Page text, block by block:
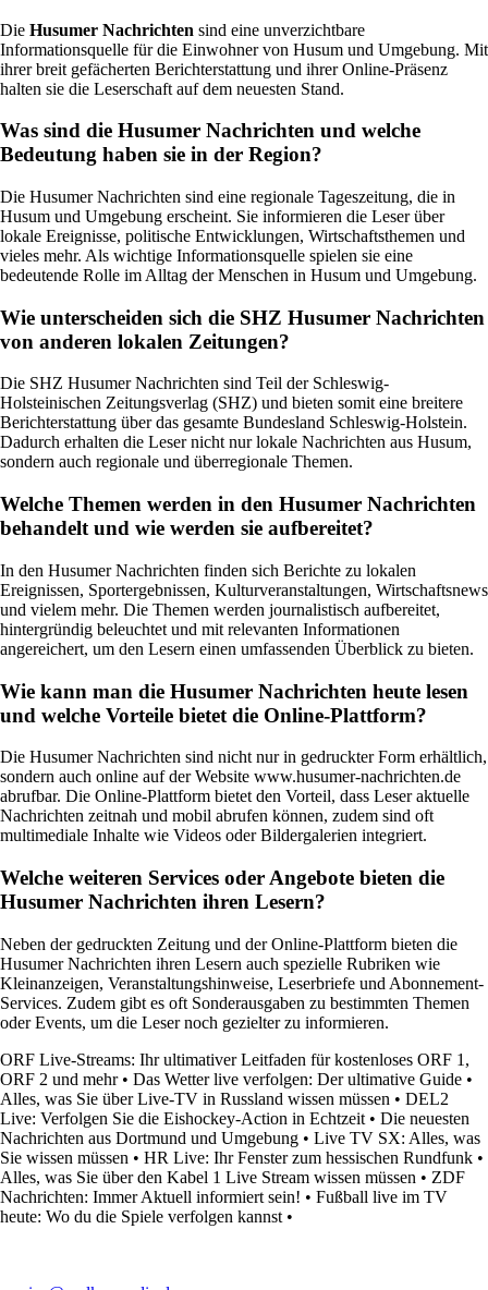
Die Husumer Nachrichten sind eine unverzichtbare
Informationsquelle für die Einwohner von Husum und Umgebung. Mit
ihrer breit gefächerten Berichterstattung und ihrer Online-Präsenz
halten sie die Leserschaft auf dem neuesten Stand.
Was sind die Husumer Nachrichten und welche
Bedeutung haben sie in der Region?
Die Husumer Nachrichten sind eine regionale Tageszeitung, die in
Husum und Umgebung erscheint. Sie informieren die Leser über
lokale Ereignisse, politische Entwicklungen, Wirtschaftsthemen und
vieles mehr. Als wichtige Informationsquelle spielen sie eine
bedeutende Rolle im Alltag der Menschen in Husum und Umgebung.
Wie unterscheiden sich die SHZ Husumer Nachrichten
von anderen lokalen Zeitungen?
Die SHZ Husumer Nachrichten sind Teil der Schleswig-
Holsteinischen Zeitungsverlag (SHZ) und bieten somit eine breitere
Berichterstattung über das gesamte Bundesland Schleswig-Holstein.
Dadurch erhalten die Leser nicht nur lokale Nachrichten aus Husum,
sondern auch regionale und überregionale Themen.
Welche Themen werden in den Husumer Nachrichten
behandelt und wie werden sie aufbereitet?
In den Husumer Nachrichten finden sich Berichte zu lokalen
Ereignissen, Sportergebnissen, Kulturveranstaltungen, Wirtschaftsnews
und vielem mehr. Die Themen werden journalistisch aufbereitet,
hintergründig beleuchtet und mit relevanten Informationen
angereichert, um den Lesern einen umfassenden Überblick zu bieten.
Wie kann man die Husumer Nachrichten heute lesen
und welche Vorteile bietet die Online-Plattform?
Die Husumer Nachrichten sind nicht nur in gedruckter Form erhältlich,
sondern auch online auf der Website www.husumer-nachrichten.de
abrufbar. Die Online-Plattform bietet den Vorteil, dass Leser aktuelle
Nachrichten zeitnah und mobil abrufen können, zudem sind oft
multimediale Inhalte wie Videos oder Bildergalerien integriert.
Welche weiteren Services oder Angebote bieten die
Husumer Nachrichten ihren Lesern?
Neben der gedruckten Zeitung und der Online-Plattform bieten die
Husumer Nachrichten ihren Lesern auch spezielle Rubriken wie
Kleinanzeigen, Veranstaltungshinweise, Leserbriefe und Abonnement-
Services. Zudem gibt es oft Sonderausgaben zu bestimmten Themen
oder Events, um die Leser noch gezielter zu informieren.
ORF Live-Streams: Ihr ultimativer Leitfaden für kostenloses ORF 1,
ORF 2 und mehr• Das Wetter live verfolgen: Der ultimative Guide •
Alles, was Sie über Live-TV in Russland wissen müssen • DEL2
Live: Verfolgen Sie die Eishockey-Action in Echtzeit • Die neuesten
Nachrichten aus Dortmund und Umgebung • Live TV SX: Alles, was
Sie wissen müssen • HR Live: Ihr Fenster zum hessischen Rundfunk •
Alles, was Sie über den Kabel 1 Live Stream wissen müssen • ZDF
Nachrichten: Immer Aktuell informiert sein! • Fußball live im TV
heute: Wo du die Spiele verfolgen kannst •